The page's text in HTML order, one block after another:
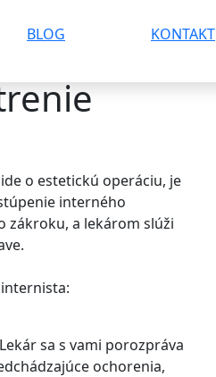
BLOG KONTAKT
o estetickú operáciu, je
interného
zákroku, a lekárom slúži
sa s vami porozpráva
ochorenia,